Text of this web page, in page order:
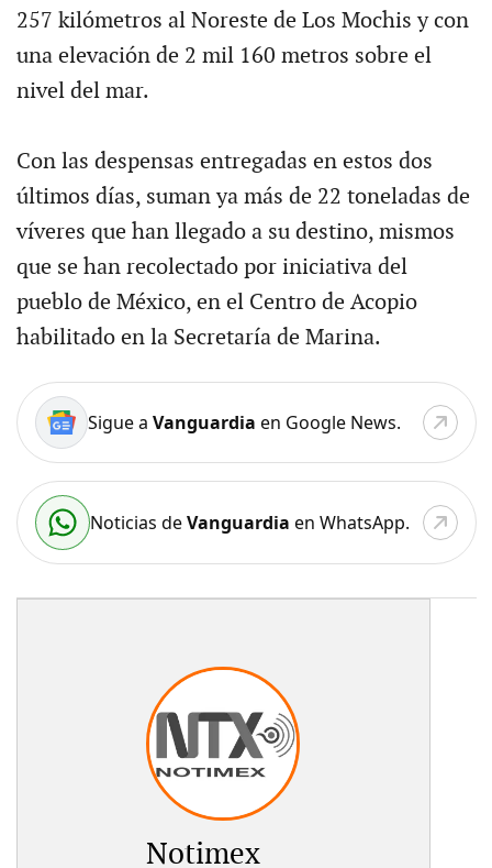
257 kilómetros al Noreste de Los Mochis y con
una elevación de 2 mil 160 metros sobre el
nivel del mar.
Con las despensas entregadas en estos dos
últimos días, suman ya más de 22 toneladas de
víveres que han llegado a su destino, mismos
que se han recolectado por iniciativa del
pueblo de México, en el Centro de Acopio
habilitado en la Secretaría de Marina.
Sigue a Vanguardia en Google News.
Noticias deVanguardia en WhatsApp.
Notimex